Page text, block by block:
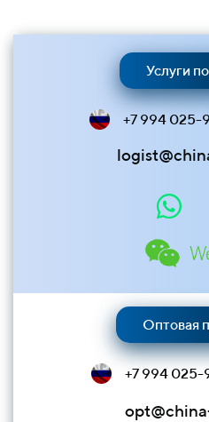
Услуги
+7 994 025-
Оптовая
+7 994 025-